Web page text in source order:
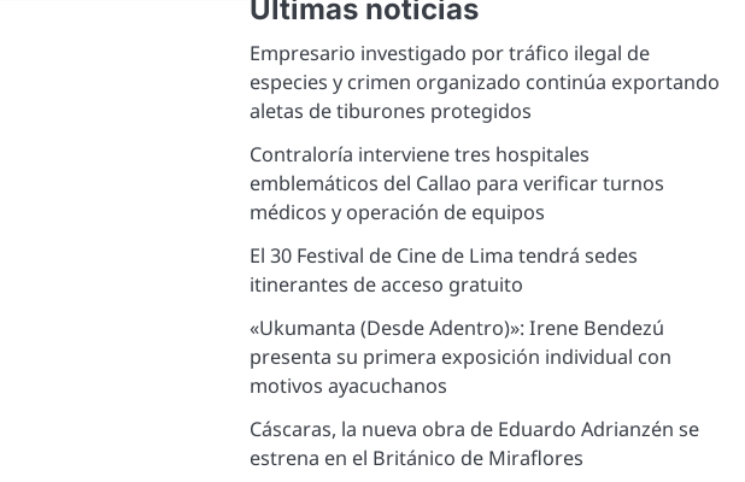
Últimas noticias
Empresario investigado por tráfico ilegal de
especies y crimen organizado continúa exportando
aletas de tiburones protegidos
Contraloría interviene tres hospitales
emblemáticos del Callao para verificar turnos
médicos y operación de equipos
El 30 Festival de Cine de Lima tendrá sedes
itinerantes de acceso gratuito
«Ukumanta (Desde Adentro)»: Irene Bendezú
presenta su primera exposición individual con
motivos ayacuchanos
Cáscaras, la nueva obra de Eduardo Adrianzén se
estrena en el Británico de Miraflores